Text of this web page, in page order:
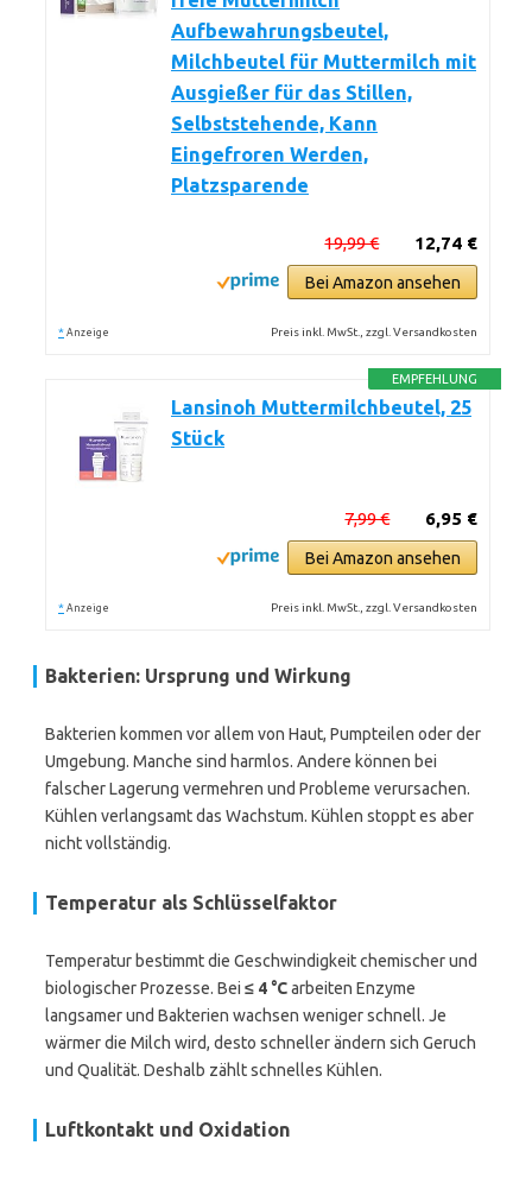
Aufbewahrungsbeutel,
Milchbeutel für Muttermilch mit
Ausgießer für das Stillen,
Selbststehende, Kann
Eingefroren Werden,
Platzsparende
12,74 €
19,99 €
Bei Amazon ansehen
* Anzeige Preis inkl. MwSt., zzgl. Versandkosten
EMPFEHLUNG
Lansinoh Muttermilchbeutel, 25
Stück
6,95 €
7,99 €
Bei Amazon ansehen
* Anzeige Preis inkl. MwSt., zzgl. Versandkosten
Bakterien: Ursprung und Wirkung
Bakterien kommen vor allem von Haut, Pumpteilen oder der
Umgebung. Manche sind harmlos. Andere können bei
falscher Lagerung vermehren und Probleme verursachen.
Kühlen verlangsamt das Wachstum. Kühlen stoppt es aber
nicht vollständig.
Temperatur als Schlüsselfaktor
Temperatur bestimmt die Geschwindigkeit chemischer und
biologischer Prozesse. Bei ≤ 4 °Carbeiten Enzyme
langsamer und Bakterien wachsen weniger schnell. Je
wärmer die Milch wird, desto schneller ändern sich Geruch
und Qualität. Deshalb zählt schnelles Kühlen.
Luftkontakt und Oxidation